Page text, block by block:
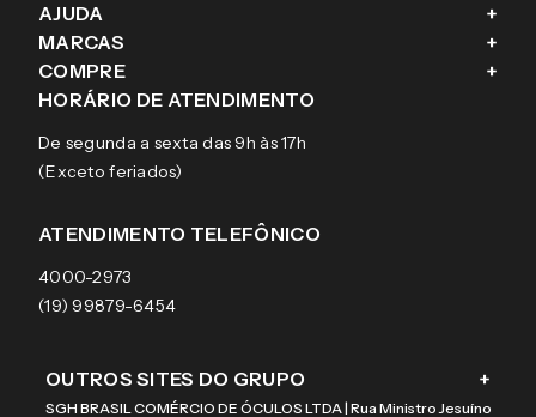
Fale conosco
Blog
Sobre a eÓtica
Aviso de privacidade
Termos e condições de uso
AJUDA +
Como comprar
Trocas e Devoluções
Pagamentos
Garantias
MARCAS +
Ray-Ban
Tecnol
Arnette
Burberry
COMPRE +
Óculos de sol
Lentes de contato
HORÁRIO DE ATENDIMENTO
De segunda a sexta das 9h às 17h
(Exceto feriados)
ATENDIMENTO TELEFÔNICO
4000-2973
(19) 99879-6454
OUTROS SITES DO GRUPO +
SGH BRASIL COMÉRCIO DE ÓCULOS LTDA | Rua Ministro Jesuíno